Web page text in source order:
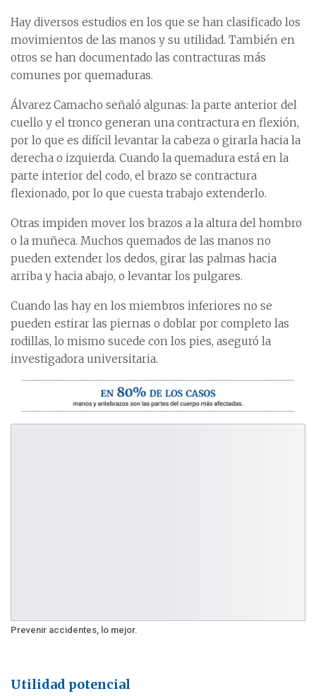
Hay diversos estudios en los que se han clasificado los
movimientos de las manos y su utilidad. También en
otros se han documentado las contracturas más
comunes por quemaduras.
Álvarez Camacho señaló algunas: la parte anterior del
cuello y el tronco generan una contractura en flexión,
por lo que es difícil levantar la cabeza o girarla hacia la
derecha o izquierda. Cuando la quemadura está en la
parte interior del codo, el brazo se contractura
flexionado, por lo que cuesta trabajo extenderlo.
Otras impiden mover los brazos a la altura del hombro
o la muñeca. Muchos quemados de las manos no
pueden extender los dedos, girar las palmas hacia
arriba y hacia abajo, o levantar los pulgares.
Cuando las hay en los miembros inferiores no se
pueden estirar las piernas o doblar por completo las
rodillas, lo mismo sucede con los pies, aseguró la
investigadora universitaria.
Prevenir accidentes, lo mejor.
Utilidad potencial